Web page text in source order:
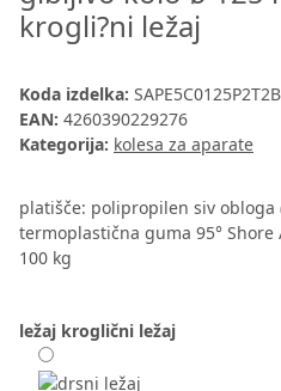
krogli?ni ležaj
Koda izdelka:
EAN: 4260390229276
Kategorija: kolesa za aparate
platišče: polipropilen siv obloga
termoplastična guma 95°
100 kg
ležaj kroglični ležaj